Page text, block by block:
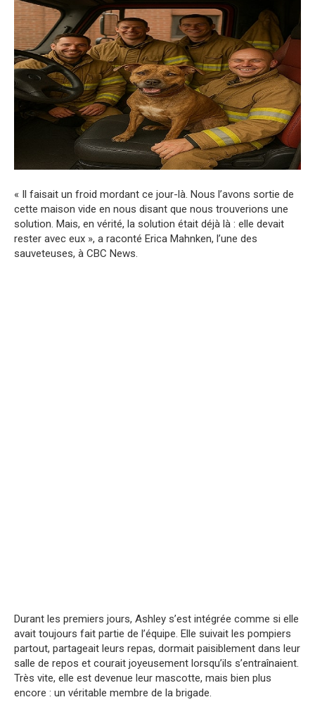
« Il faisait un froid mordant ce jour-là. Nous l’avons sortie de
cette maison vide en nous disant que nous trouverions une
solution. Mais, en vérité, la solution était déjà là : elle devait
rester avec eux », a raconté Erica Mahnken, l’une des
sauveteuses, à CBC News.
Durant les premiers jours, Ashley s’est intégrée comme si elle
avait toujours fait partie de l’équipe. Elle suivait les pompiers
partout, partageait leurs repas, dormait paisiblement dans leur
salle de repos et courait joyeusement lorsqu’ils s’entraînaient.
Très vite, elle est devenue leur mascotte, mais bien plus
encore : un véritable membre de la brigade.